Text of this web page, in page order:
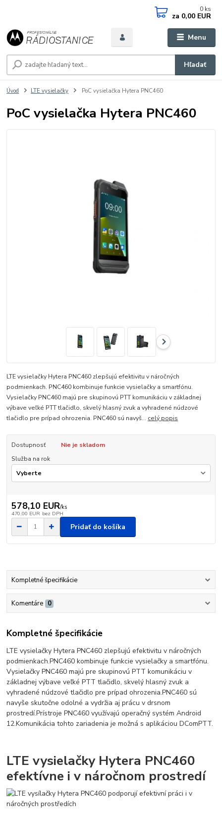
Menu
Hľadať
0 ks
za 0,00 EUR
Úvod LTE vysielačky PoC vysielačka Hytera PNC460
PoC vysielačka Hytera PNC460
LTE vysielačky Hytera PNC460 zlepšujú efektivitu v náročných
podmienkach. PNC460 kombinuje funkcie vysielačky a smartfónu.
Vysielačky PNC460 majú pre skupinovú PTT komunikáciu v základnej
výbave veľké PTT tlačidlo, skvelý hlasný zvuk a vyhradené núdzové
tlačidlo pre prípad ohrozenia. PNC460 sú navyš... celý popis
Dostupnosť
Nie je skladom
Služba na rok
578,10 EUR/ks
470,00 EUR bez DPH
Pridať do košíka
Kompletné špecifikácie
Komentáre 0
Kompletné špecifikácie
LTE vysielačky Hytera PNC460 zlepšujú efektivitu v náročných
podmienkach.PNC460 kombinuje funkcie vysielačky a smartfónu.
Vysielačky PNC460 majú pre skupinovú PTT komunikáciu v
základnej výbave veľké PTT tlačidlo, skvelý hlasný zvuk a
vyhradené núdzové tlačidlo pre prípad ohrozenia.PNC460 sú
navyše skutočne odolné a vydržia aj prácu v drsnom
prostredí.Prístroje PNC460 využívajú operačný systém Android
12.Komunikácia tohto zariadenia je možná s aplikáciou DComPTT.
LTE vysielačky Hytera PNC460
efektívne i v náročnom prostredí